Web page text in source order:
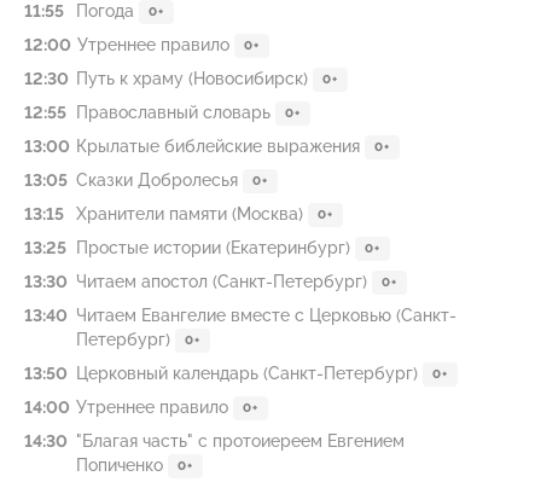
11:55 Погода 0+
12:00 Утреннее правило 0+
12:30 Путь к храму (Новосибирск) 0+
12:55 Православный словарь 0+
13:00 Крылатые библейские выражения 0+
13:05 Сказки Добролесья 0+
13:15 Хранители памяти (Москва) 0+
13:25 Простые истории (Екатеринбург) 0+
13:30 Читаем апостол (Санкт-Петербург) 0+
13:40 Читаем Евангелие вместе с Церковью (Санкт-
Петербург)
0+
13:50 Церковный календарь (Санкт-Петербург) 0+
14:00 Утреннее правило 0+
14:30 "Благая часть" с протоиереем Евгением
Попиченко
0+